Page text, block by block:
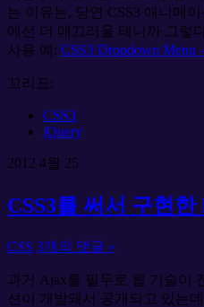
는 이유는, 당연 CSS3 애니메
에선 더 매끄러울 테니까 그렇
사용 예: CSS3 Dropdown Menu
꼬리표:
CSS3
jQuery
2012 4월 25
CSS3를 써서 구현
CSS 3개의 댓글 »
과거 Ajax를 필두로 웹 기술이
션이 개발돼서 공개되고 있는